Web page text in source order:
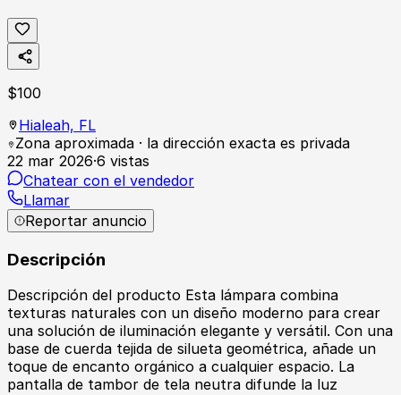
$100
Hialeah, FL
Zona aproximada · la dirección exacta es privada
22 mar 2026·6 vistas
Chatear con el vendedor
Llamar
Reportar anuncio
Descripción
Descripción del producto Esta lámpara combina
texturas naturales con un diseño moderno para crear
una solución de iluminación elegante y versátil. Con una
base de cuerda tejida de silueta geométrica, añade un
toque de encanto orgánico a cualquier espacio. La
pantalla de tambor de tela neutra difunde la luz